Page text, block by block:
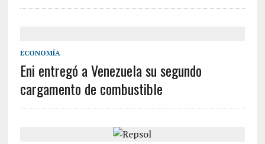
ECONOMÍA
Eni entregó a Venezuela su segundo
cargamento de combustible